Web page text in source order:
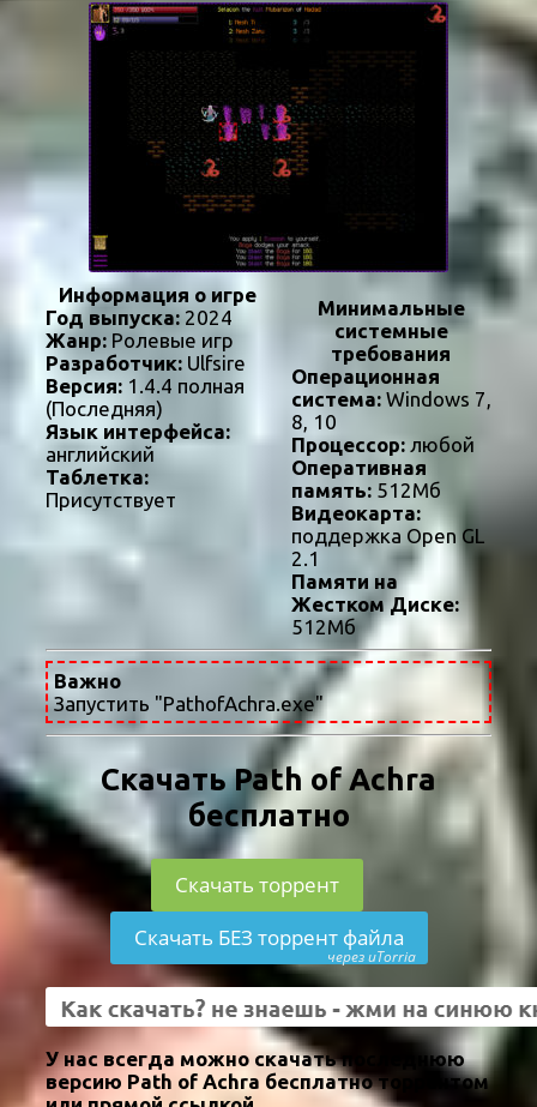
Информация о игре
Год выпуска: 2024
Жанр: Ролевые игр
Разработчик: Ulfsire
Версия: 1.4.4 полная
(Последняя)
Язык интерфейса:
английский
Таблетка:
Присутствует
Минимальные
системные
требования
Операционная
система:Windows 7,
8, 10
Процессор:любой
Оперативная
память:512Мб
Видеокарта:
поддержка Open GL
2.1
Памяти на
Жестком Диске:
512Мб
Важно
Запустить "PathofAchra.exe"
Скачать Path of Achra
бесплатно
Скачать торрент
Скачать БЕЗ торрент файла
через uTorria
У нас всегда можно скачать последнюю
версию Path of Achra бесплатно торрентом